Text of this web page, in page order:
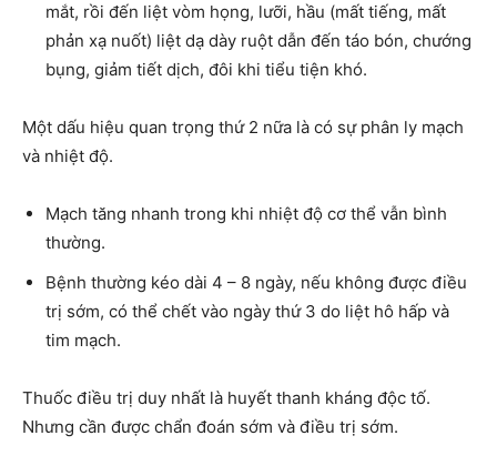
mắt, rồi đến liệt vòm họng, lưỡi, hầu (mất tiếng, mất
phản xạ nuốt) liệt dạ dày ruột dẫn đến táo bón, chướng
bụng, giảm tiết dịch, đôi khi tiểu tiện khó.
Một dấu hiệu quan trọng thứ 2 nữa là có sự phân ly mạch
và nhiệt độ.
Mạch tăng nhanh trong khi nhiệt độ cơ thể vẫn bình
thường.
Bệnh thường kéo dài 4 – 8 ngày, nếu không được điều
trị sớm, có thể chết vào ngày thứ 3 do liệt hô hấp và
tim mạch.
Thuốc điều trị duy nhất là huyết thanh kháng độc tố.
Nhưng cần được chẩn đoán sớm và điều trị sớm.